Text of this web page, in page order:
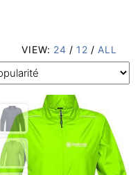
VIEW: 24 / 12 / ALL